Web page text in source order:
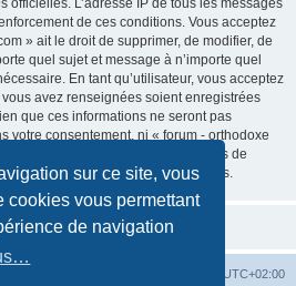
sur ce site, vous
cookies vous permettant
de navigation
officielles. L’adresse IP de tous les messages
de ces conditions. Vous acceptez
» ait le droit de supprimer, de modifier, de
quel sujet et message à n’importe quel
En tant qu’utilisateur, vous acceptez
avez renseignées soient enregistrées
que ces informations ne seront pas
votre consentement, ni « forum - orthodoxe
tenus comme responsables en cas de
visant à compromettre vos données.
UTC+02:00